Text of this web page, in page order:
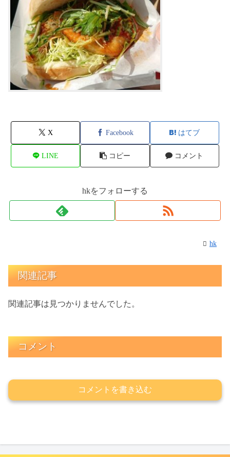
X Facebook はてブ
LINE コピー コメント
hkをフォローする
hk
関連記事
関連記事は見つかりませんでした。
コメント
コメントを書き込む